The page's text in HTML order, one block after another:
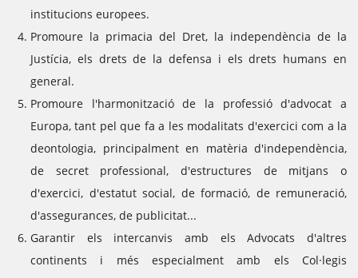
institucions europees.
Promoure la primacia del Dret, la independència de la
Justícia, els drets de la defensa i els drets humans en
general.
Promoure l'harmonització de la professió d'advocat a
Europa, tant pel que fa a les modalitats d'exercici com a la
deontologia, principalment en matèria d'independència,
de secret professional, d'estructures de mitjans o
d'exercici, d'estatut social, de formació, de remuneració,
d'assegurances, de publicitat...
Garantir els intercanvis amb els Advocats d'altres
continents i més especialment amb els Col·legis